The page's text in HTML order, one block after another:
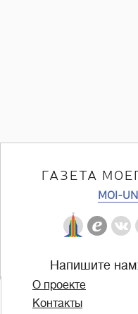
ГАЗЕТА
MOI-
Напишите
О проекте
Контакты